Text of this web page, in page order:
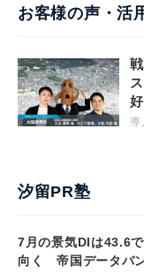
お客様の声・活
導
汐留PR塾
7月の景気DIは43.6
向く 帝国データバ